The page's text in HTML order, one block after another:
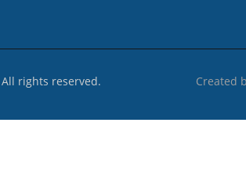
rights reserved. Created